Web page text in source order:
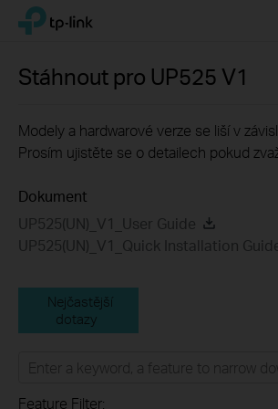
Click
navigation
TP-Link, Reliably Smart
Stáhnout pro UP525 V1
Modely a hardwarové verze se liší v
Prosím ujistěte se o detailech pokud
Dokument
UP525(UN)_V1_User Guide
UP525(UN)_V1_Quick Installation
Nejčastější
dotazy
Feature Filter: